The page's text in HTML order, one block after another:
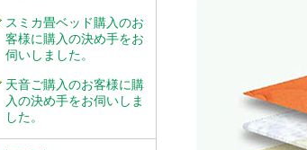
スミカ畳ベッド購入のお
客様に購入の決め手をお
伺いしました。
天音ご購入のお客様に購
入の決め手をお伺いしま
した。